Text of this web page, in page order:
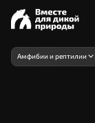
Амфибии и рептилии